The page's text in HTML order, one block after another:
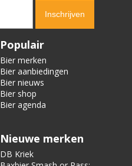
Populair
Bier merken
Bier aanbiedingen
Bier nieuws
Bier shop
Bier agenda
Nieuwe merken
DB Kriek